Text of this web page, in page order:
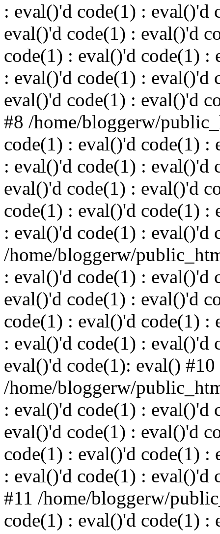
: eval()'d code(1) : eval()'d
eval()'d code(1) : eval()'d
code(1) : eval()'d code(1) :
: eval()'d code(1) : eval()'d
eval()'d code(1) : eval()'d
#8 /home/bloggerw/
code(1) : eval()'d code(1) :
: eval()'d code(1) : eval()'d
eval()'d code(1) : eval()'d
code(1) : eval()'d code(1) :
: eval()'d code(1) : eval()'d
/home/bloggerw/
: eval()'d code(1) : eval()'d
eval()'d code(1) : eval()'d
code(1) : eval()'d code(1) :
: eval()'d code(1) : eval()'d
eval()'d code(1): eval() #10
/home/bloggerw/
: eval()'d code(1) : eval()'d
eval()'d code(1) : eval()'d
code(1) : eval()'d code(1) :
: eval()'d code(1) : eval()'d
#11 /home/bloggerw/
code(1) : eval()'d code(1) :